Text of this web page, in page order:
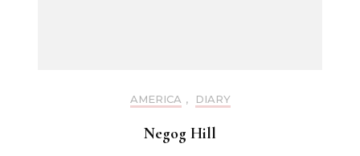
AMERICA , DIARY
Negog Hill